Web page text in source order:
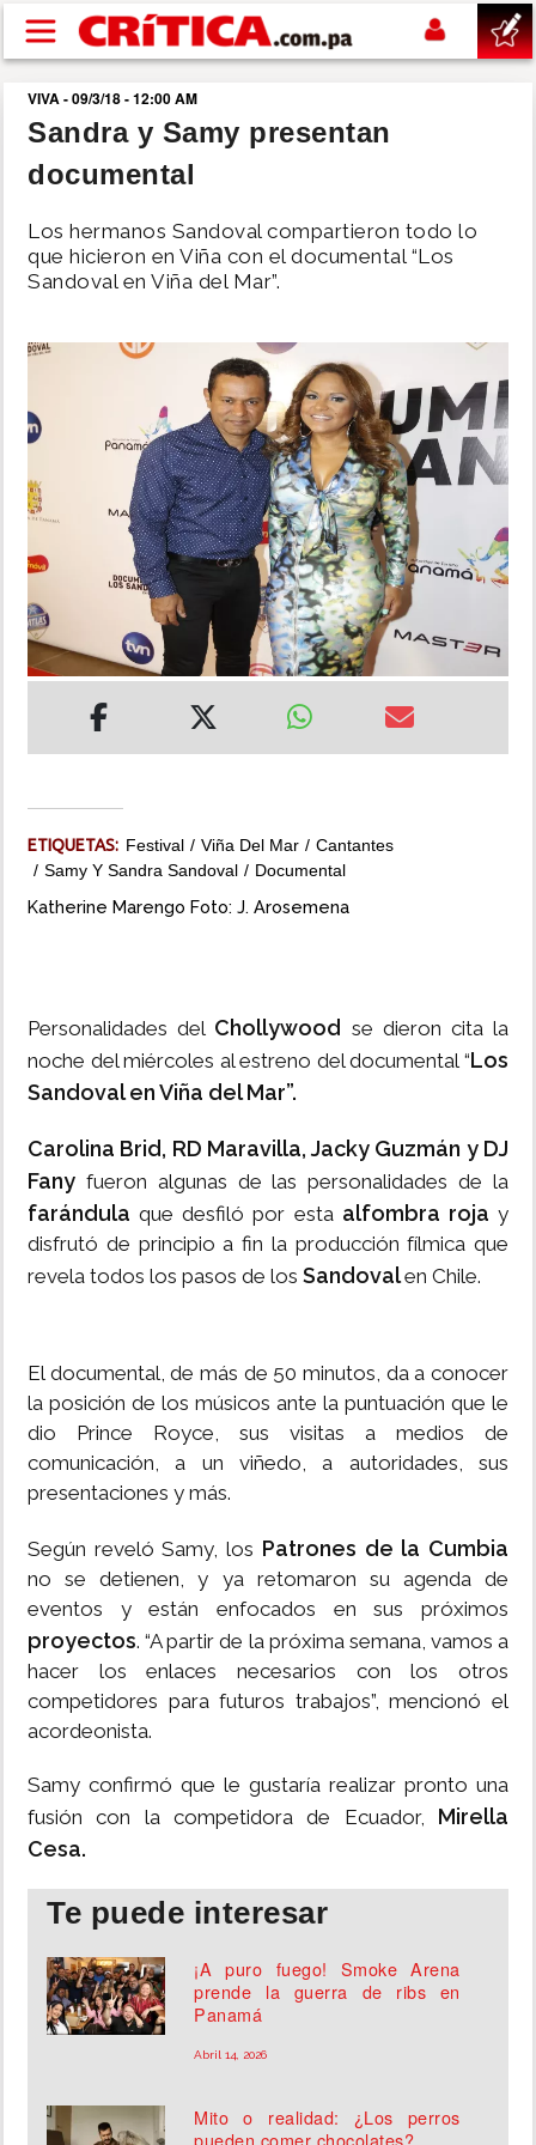
Pasar al contenido principal
buscar
SUCESOS
NACIONAL
DEPORTES
MUNDO
INSÓLITAS
MULTIMEDIA
IMPRESO
VIVA - 09/3/18 - 12:00 AM
Sandra y Samy presentan
documental
Los hermanos Sandoval compartieron todo lo
que hicieron en Viña con el documental “Los
Sandoval en Viña del Mar”.
ETIQUETAS: Festival Viña Del Mar
Cantantes
Samy Y Sandra Sandoval
Documental
Katherine Marengo Foto: J. Arosemena
Personalidades del Chollywood se dieron cita la
noche del miércoles al estreno del documental “Los
Sandoval en Viña del Mar”.
Carolina Brid, RD Maravilla, Jacky Guzmán y DJ
Fany fueron algunas de las personalidades de la
farándulaque desfiló por esta alfombra roja y
disfrutó de principio a fin la producción fílmica que
revela todos los pasos de los Sandovalen Chile.
El documental, de más de 50 minutos, da a conocer
la posición de los músicos ante la puntuación que le
dio Prince Royce, sus visitas a medios de
comunicación, a un viñedo, a autoridades, sus
presentaciones y más.
Según reveló Samy, los Patrones de la Cumbia
no se detienen, y ya retomaron su agenda de
eventos y están enfocados en sus próximos
proyectos. “A partir de la próxima semana, vamos a
hacer los enlaces necesarios con los otros
competidores para futuros trabajos”, mencionó el
acordeonista.
Samy confirmó que le gustaría realizar pronto una
fusión con la competidora de Ecuador, Mirella
Cesa.
Te puede interesar
¡A puro fuego! Smoke Arena
prende la guerra de ribs en
Panamá
Abril 14, 2026
Mito o realidad: ¿Los perros
pueden comer chocolates?